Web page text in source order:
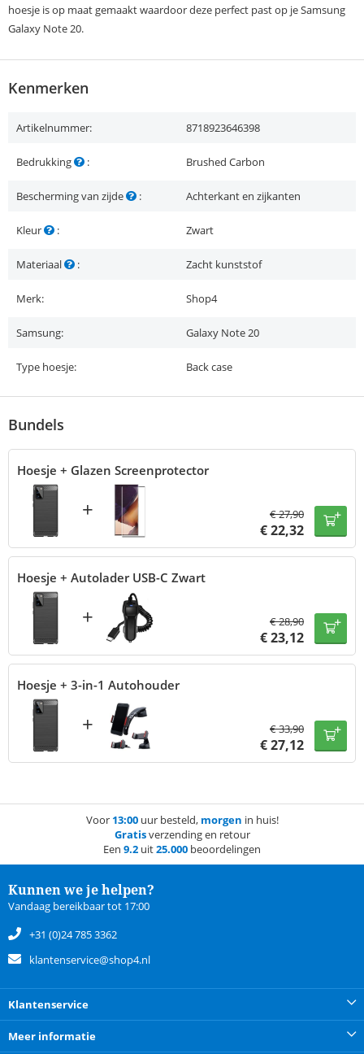
hoesje is op maat gemaakt waardoor deze perfect past op je Samsung
Galaxy Note 20.
Kenmerken
Artikelnummer: 8718923646398
Bedrukking : Brushed Carbon
Bescherming van zijde : Achterkant en zijkanten
Kleur : Zwart
Materiaal : Zacht kunststof
Merk: Shop4
Samsung: Galaxy Note 20
Type hoesje: Back case
Bundels
Hoesje + Glazen Screenprotector
+ €27,90
€22,32
Hoesje + Autolader USB-C Zwart
+ €28,90
€23,12
Hoesje + 3-in-1 Autohouder
+ €33,90
€27,12
Voor 13:00uur besteld, morgen in huis!
Gratisverzending en retour
Een 9.2 uit25.000 beoordelingen
Kunnen we je helpen?
Vandaag bereikbaar tot 17:00
+31 (0)24 785 3362
klantenservice@shop4.nl
Klantenservice
Meer informatie